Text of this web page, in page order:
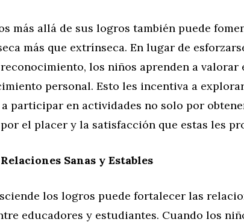
más allá de sus logros también puede
más que extrínseca. En lugar de
los niños aprenden a valorar
personal. Esto les incentiva a
participar en actividades no solo por
el placer y la satisfacción que estas les
Sanas y Estables
los logros puede fortalecer las
educadores y estudiantes. Cuando los